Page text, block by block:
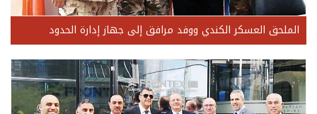
الملحق العسكر الكندي ووفد مرافق إلى جهاز إدارة الحدود